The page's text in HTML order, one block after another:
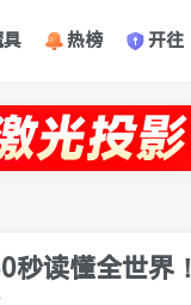
热榜 开往
读懂全世界！